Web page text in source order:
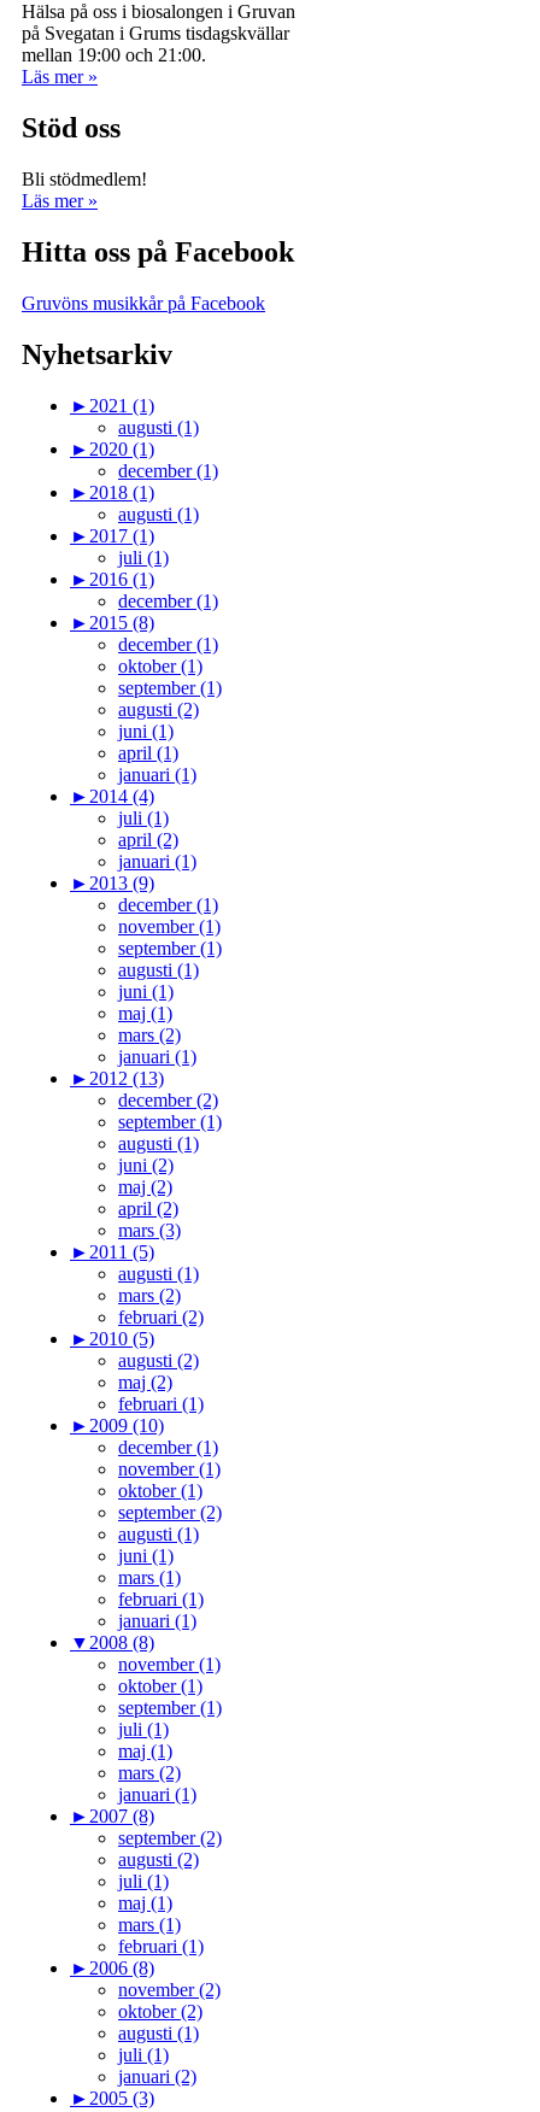
Hälsa på oss i biosalongen i Gruvan
på Svegatan i Grums tisdagskvällar
mellan 19:00 och 21:00.
Läs mer »
Stöd oss
Bli stödmedlem!
Läs mer »
Hitta oss på Facebook
Gruvöns musikkår på Facebook
Nyhetsarkiv
► 2021 (1)
augusti (1)
► 2020 (1)
december (1)
► 2018 (1)
augusti (1)
► 2017 (1)
juli (1)
► 2016 (1)
december (1)
► 2015 (8)
december (1)
oktober (1)
september (1)
augusti (2)
juni (1)
april (1)
januari (1)
► 2014 (4)
juli (1)
april (2)
januari (1)
► 2013 (9)
december (1)
november (1)
september (1)
augusti (1)
juni (1)
maj (1)
mars (2)
januari (1)
► 2012 (13)
december (2)
september (1)
augusti (1)
juni (2)
maj (2)
april (2)
mars (3)
► 2011 (5)
augusti (1)
mars (2)
februari (2)
► 2010 (5)
augusti (2)
maj (2)
februari (1)
► 2009 (10)
december (1)
november (1)
oktober (1)
september (2)
augusti (1)
juni (1)
mars (1)
februari (1)
januari (1)
▼ 2008 (8)
november (1)
oktober (1)
september (1)
juli (1)
maj (1)
mars (2)
januari (1)
► 2007 (8)
september (2)
augusti (2)
juli (1)
maj (1)
mars (1)
februari (1)
► 2006 (8)
november (2)
oktober (2)
augusti (1)
juli (1)
januari (2)
► 2005 (3)